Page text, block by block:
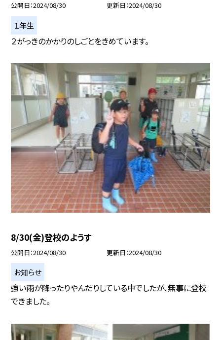
公開日 2024/08/30 更新日 2024/08/30
１年生
２がっきのかかりのしごとをきめています。
8/30(金)登校のようす
公開日 2024/08/30 更新日 2024/08/30
お知らせ
強い雨が降ったりやんだりしている中でしたが、無事に登校
できました。